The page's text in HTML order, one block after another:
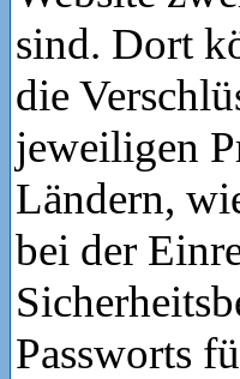
sind. Dort
die
jeweiligen
Ländern,
bei der
Passworts